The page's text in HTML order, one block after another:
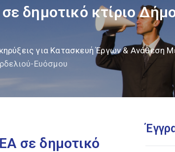
δημοτικό κτίριο
για Κατασκευή Έργων & Ανάθεση
Ευόσμου
σε δημοτικό